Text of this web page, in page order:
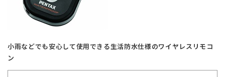
小雨などでも安心して使用できる生活防水仕様のワイヤレスリモコ
ン